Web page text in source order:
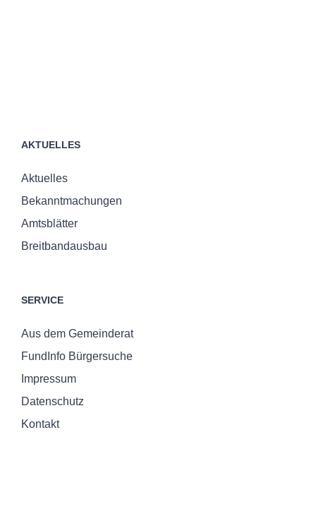
AKTUELLES
Aktuelles
Bekanntmachungen
Amtsblätter
Breitbandausbau
SERVICE
Aus dem Gemeinderat
FundInfo Bürgersuche
Impressum
Datenschutz
Kontakt